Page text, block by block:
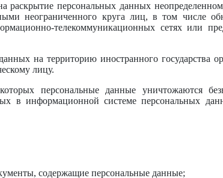
раскрытие персональных данных
неограниченного круга лиц, в том числе
телекоммуникационных сетях или
на территорию иностранного государства
лицу.
персональные данные уничтожаются
в информационной системе персональных
содержащие персональные данные;